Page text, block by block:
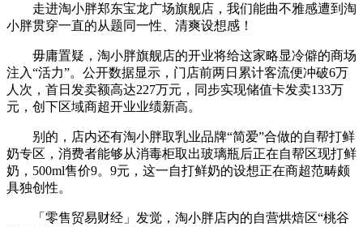
走进淘小胖郑东宝龙广场旗舰店，我们能曲不雅感遭到淘
小胖贯穿一直的从题同一性、清爽设想感！
毋庸置疑，淘小胖旗舰店的开业将给这家略显冷僻的商场
注入“活力”。公开数据显示，门店前两日累计客流便冲破6万
人次，首日发卖额高达227万元，同步实现储值卡发卖133万
元，创下区域商超开业业绩新高。
别的，店内还有淘小胖取乳业品牌“简爱”合做的自帮打鲜
奶专区，消费者能够从消毒柜取出玻璃瓶后正在自帮区现打鲜
奶，500ml售价9。9元，这一自打鲜奶的设想正在商超范畴颇
具独创性。
「零售贸易财经」发觉，淘小胖店内的自营烘焙区“桃谷